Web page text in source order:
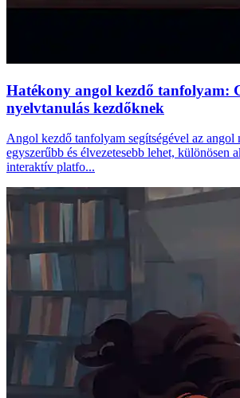
Hatékony angol kezdő tanfolyam:
nyelvtanulás kezdőknek
Angol kezdő tanfolyam segítségével az angol
egyszerűbb és élvezetesebb lehet, különösen
interaktív platfo...